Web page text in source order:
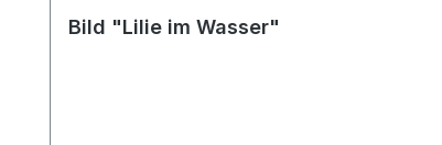
Bild "Lilie im Wasser"